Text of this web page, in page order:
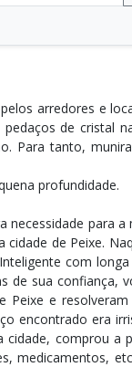
arredores e
de cristal
Para tanto,
profundidade.
para
de Peixe.
com
de sua confiança,
Peixe e
encontrado era
comprou a
medicamentos,